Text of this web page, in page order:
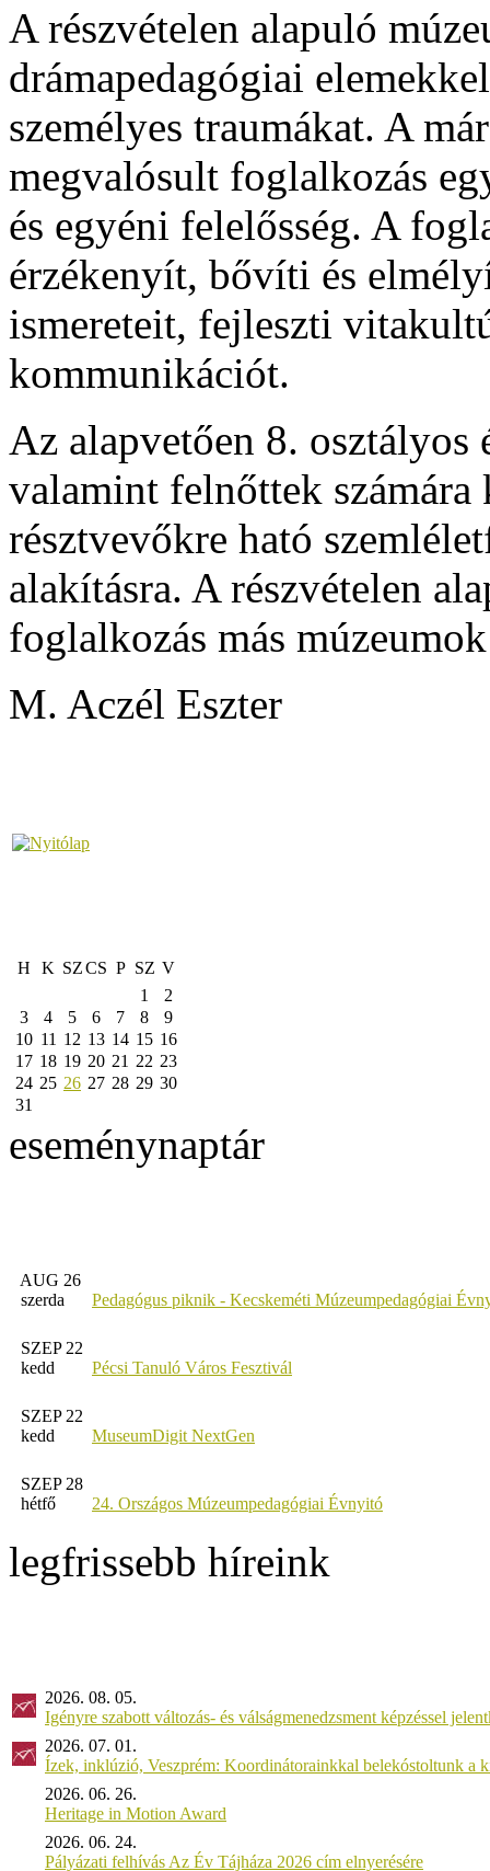
A részvételen alapuló
drámapedagógiai
személyes traumákat. A
megvalósult foglalkozás
és egyéni felelősség. A
érzékenyít, bővíti és
ismereteit, fejleszti
kommunikációt.
Az alapvetően 8. osztályos
valamint felnőttek
résztvevőkre ható
alakításra. A részvételen
foglalkozás más
M. Aczél Eszter
H K SZCS P SZ V
1
2
3
4 5 6 7 8
9
10 11 12 13 14 15 16
17 18 19 20 21 22 23
24 25 26 27 28 29 30
31
eseménynaptár
AUG 26
szerda
Pedagógus piknik - Kecskeméti Múzeumpedagógiai
SZEP 22
kedd
Pécsi Tanuló Város Fesztivál
SZEP 22
kedd
MuseumDigit NextGen
SZEP 28
hétfő
24. Országos Múzeumpedagógiai Évnyitó
legfrissebb híreink
2026. 08. 05.
Igényre szabott változás- és válságmenedzsment képzéssel
2026. 07. 01.
Ízek, inklúzió, Veszprém: Koordinátorainkkal belekóstoltunk a
2026. 06. 26.
Heritage in Motion Award
2026. 06. 24.
Pályázati felhívás Az Év Tájháza 2026 cím elnyerésére